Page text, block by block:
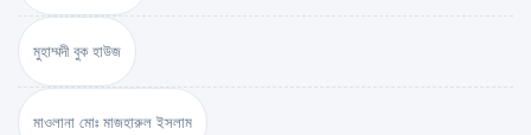
মুহাম্মদী বুক হাউজ
মাওলানা মোঃ মাজহারুল ইসলাম